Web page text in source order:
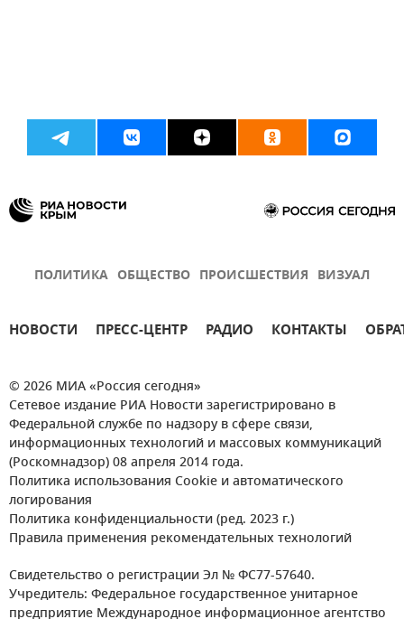
ПОЛИТИКА ОБЩЕСТВО ПРОИСШЕСТВИЯ ВИЗУАЛ
НОВОСТИ ПРЕСС-ЦЕНТР РАДИО КОНТАКТЫ
© 2026 МИА «Россия сегодня»
Сетевое издание РИА Новости зарегистрировано в
Федеральной службе по надзору в сфере связи,
информационных технологий и массовых коммуникаций
(Роскомнадзор) 08 апреля 2014 года.
Политика использования Cookie и автоматического
логирования
Политика конфиденциальности (ред. 2023 г.)
Правила применения рекомендательных технологий
Свидетельство о регистрации Эл № ФС77-57640.
Учредитель: Федеральное государственное унитарное
предприятие Международное информационное агентство